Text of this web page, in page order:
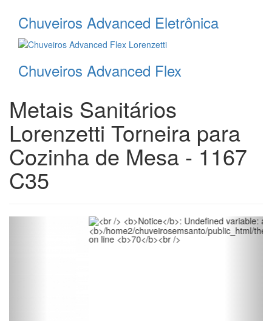
Chuveiros Advanced Eletrônica
Chuveiros Advanced Flex
Metais Sanitários
Lorenzetti Torneira para
Cozinha de Mesa - 1167
C35